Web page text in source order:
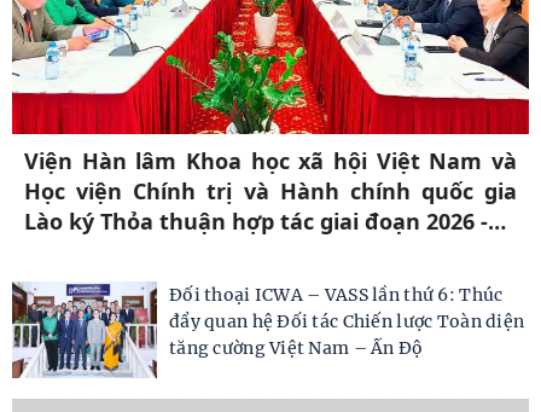
Viện Khoa học xã hội vùng Trung Bộ và Tây
Nguyên tham gia Chương trình làm việc với
Sở Khoa học và Công nghệ tỉnh …
Đối thoại ICWA – VASS lần thứ 6: Thúc
đẩy quan hệ Đối tác Chiến lược Toàn diện
tăng cường Việt Nam – Ấn Độ